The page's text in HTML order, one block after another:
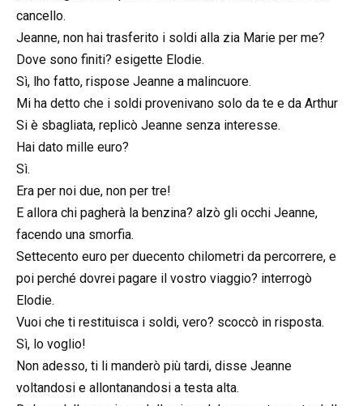
cancello.
Jeanne, non hai trasferito i soldi alla zia Marie per me?
Dove sono finiti? esigette Elodie.
Sì, lho fatto, rispose Jeanne a malincuore.
Mi ha detto che i soldi provenivano solo da te e da Arthur
Si è sbagliata, replicò Jeanne senza interesse.
Hai dato mille euro?
Sì.
Era per noi due, non per tre!
E allora chi pagherà la benzina? alzò gli occhi Jeanne,
facendo una smorfia.
Settecento euro per duecento chilometri da percorrere, e
poi perché dovrei pagare il vostro viaggio? interrogò
Elodie.
Vuoi che ti restituisca i soldi, vero? scoccò in risposta.
Sì, lo voglio!
Non adesso, ti li manderò più tardi, disse Jeanne
voltandosi e allontanandosi a testa alta.